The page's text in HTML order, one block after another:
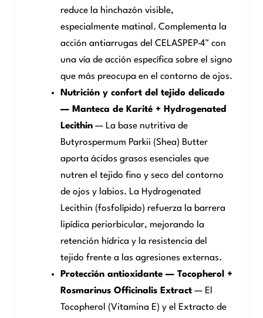
reduce la hinchazón visible,
especialmente matinal. Complementa la
acción antiarrugas del CELASPEP·4™ con
una vía de acción específica sobre el signo
que más preocupa en el contorno de ojos.
Nutrición y confort del tejido delicado
— Manteca de Karité + Hydrogenated
Lecithin— La base nutritiva de
Butyrospermum Parkii (Shea) Butter
aporta ácidos grasos esenciales que
nutren el tejido fino y seco del contorno
de ojos y labios. La Hydrogenated
Lecithin (fosfolípido) refuerza la barrera
lipídica periorbicular, mejorando la
retención hídrica y la resistencia del
tejido frente a las agresiones externas.
Protección antioxidante — Tocopherol +
Rosmarinus Officinalis Extract— El
Tocopherol (Vitamina E) y el Extracto de